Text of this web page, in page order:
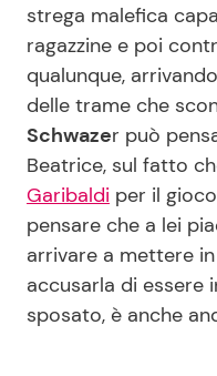
Viaggi e Turismo
Festività
Seguici
Info
strega malefica
ragazzine e poi
qualunque,
delle trame che
Schwazer può
Beatrice, sul fatto
Garibaldi per il
pensare che a lei
arrivare a mettere
accusarla di essere
sposato, è anche